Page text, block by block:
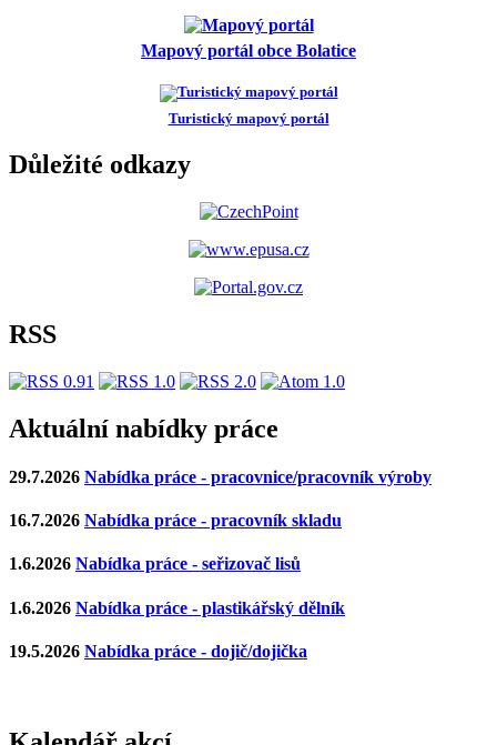
Mapový portál obce Bolatice
Turistický mapový portál
Důležité odkazy
RSS
Aktuální nabídky práce
29.7.2026 Nabídka práce - pracovnice/pracovník výroby
16.7.2026 Nabídka práce - pracovník skladu
1.6.2026 Nabídka práce - seřizovač lisů
1.6.2026 Nabídka práce - plastikářský dělník
19.5.2026 Nabídka práce - dojič/dojička